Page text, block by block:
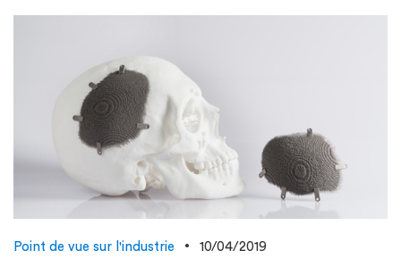
Point de vue sur l'industrie 10/04/2019